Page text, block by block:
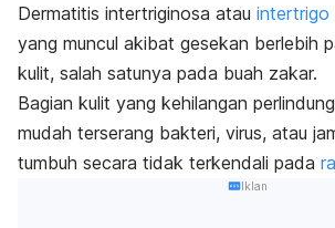
Dermatitis intertriginosa atau intertrigo
yang muncul akibat gesekan berlebih
kulit, salah satunya pada buah zakar.
Bagian kulit yang kehilangan
mudah terserang bakteri, virus, atau
tumbuh secara tidak terkendali pada
Iklan